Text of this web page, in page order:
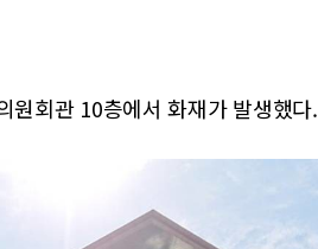
원회관 10층에서 화재가 발생했다.